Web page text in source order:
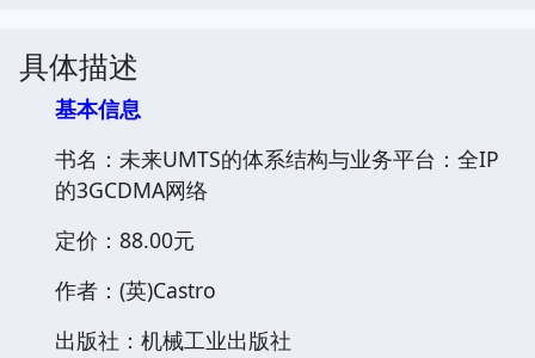
具体描述
基本信息
书名：未来UMTS的体系结构与业务平台：全IP
的3GCDMA网络
定价：88.00元
作者：(英)Castro
出版社：机械工业出版社